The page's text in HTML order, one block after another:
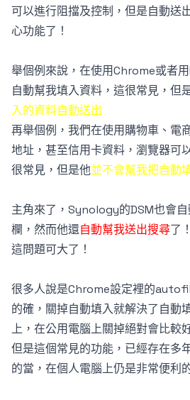
可以進行阻擋及控制，但是自動送
心功能了！
舉個例來說，在使用Chrome或者
自動幫我填入資料，這很常見，但
入的資料自動送出
再舉個例，我們在使用購物車、電
地址，甚至信用卡資料，瀏覽器可
很常見，但是他並不會幫我把自動
主角來了，Synology的DSM也會
欄，然而他還自動幫我送出搜尋了！
這問題可大了！
很多人說是Chrome設定裡的
的確，關掉自動填入就解決了自動
上，在公用電腦上關掉絕對會比較
但是這個常見的功能，已經存在多
的當，在個人電腦上仍是非常便利